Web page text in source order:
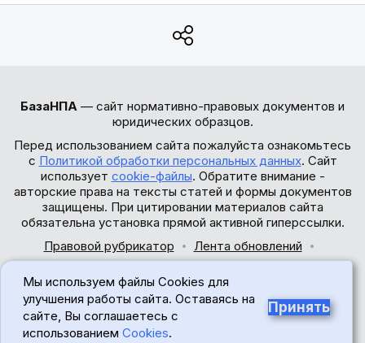
БазаНПА — сайт нормативно-правовых документов и
юридических образцов.
Перед использованием сайта пожалуйста ознакомьтесь
с Политикой обработки персональных данных. Сайт
использует cookie-файлы. Обратите внимание -
авторские права на тексты статей и формы документов
защищены. При цитировании материалов сайта
обязательна установка прямой активной гиперссылки.
Правовой рубрикатор
Лента обновлений
© 2017-2026
18+
Мы используем файлы Cookies для
улучшения работы сайта. Оставаясь на
сайте, Вы соглашаетесь с
использованием Cookies.
Принять